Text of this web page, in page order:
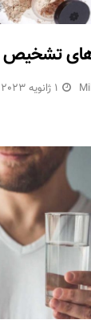
تشخیص
1 ژانویه 2023